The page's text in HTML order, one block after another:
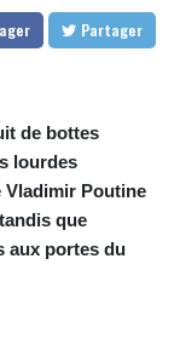
Partager
de bottes
lourdes
Vladimir Poutine
que
aux portes du